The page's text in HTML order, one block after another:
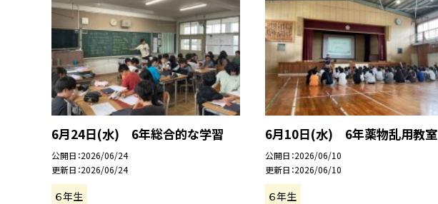
6月24日(水) 6年総合的な学習
公開日 2026/06/24
更新日 2026/06/24
６年生
6月10日(水) 6年薬物乱用教室
公開日 2026/06/10
更新日 2026/06/10
６年生